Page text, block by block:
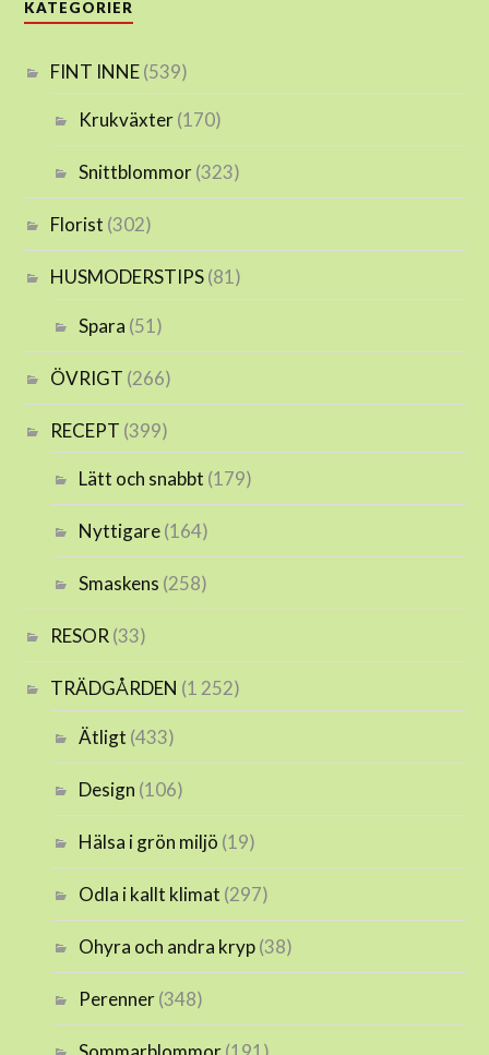
KATEGORIER
FINT INNE(539)
Krukväxter(170)
Snittblommor(323)
Florist (302)
HUSMODERSTIPS(81)
Spara (51)
ÖVRIGT (266)
RECEPT (399)
Lätt och snabbt (179)
Nyttigare(164)
Smaskens (258)
RESOR(33)
TRÄDGÅRDEN (1 252)
Ätligt (433)
Design (106)
Hälsa i grön miljö (19)
Odla i kallt klimat (297)
Ohyra och andra kryp(38)
Perenner(348)